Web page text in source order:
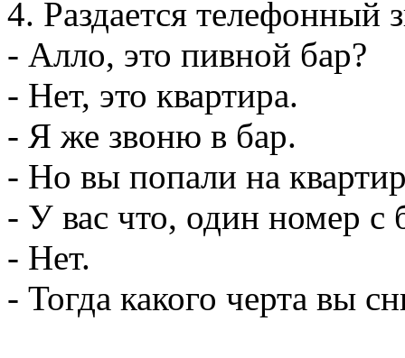
4. Раздается телефонный
- Алло, это пивной бар?
- Hет, это квартира.
- Я же звоню в бар.
- Hо вы попали на
- У вас что, один номер с
- Hет.
- Тогда какого черта вы